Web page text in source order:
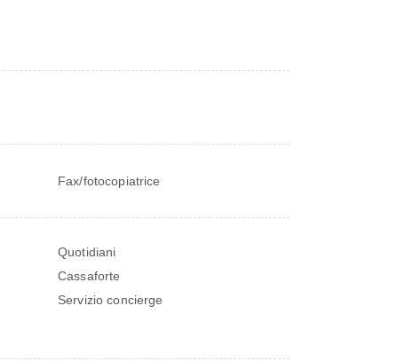
Fax/fotocopiatrice
Quotidiani
Cassaforte
Servizio concierge